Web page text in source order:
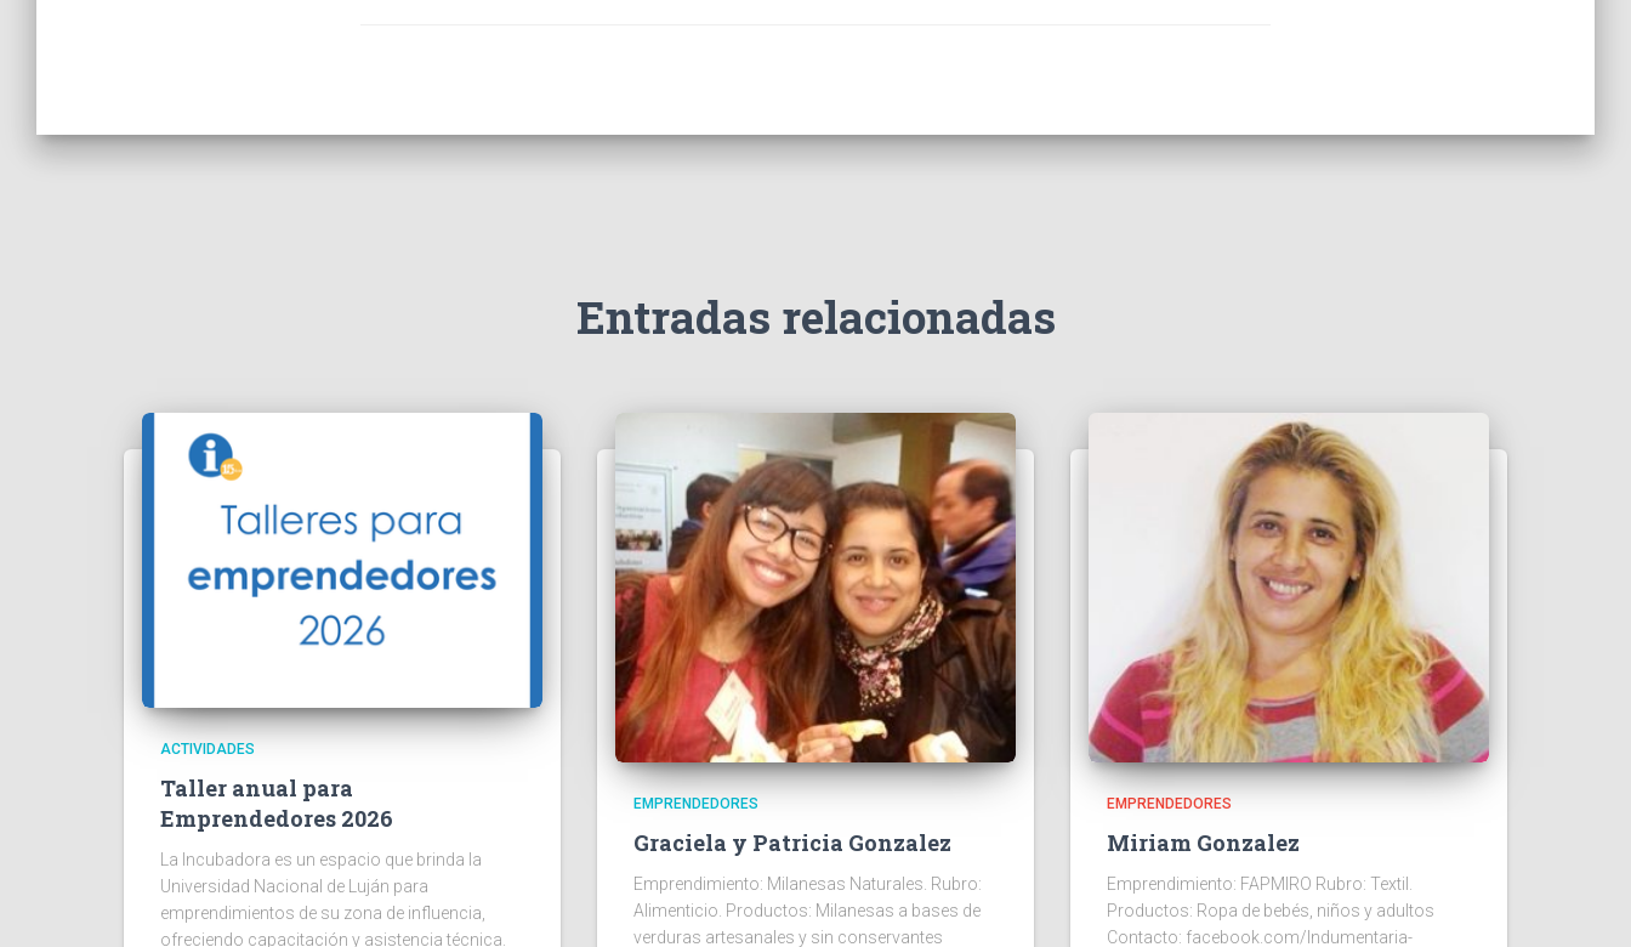
Entradas relacionadas
ACTIVIDADES
Taller anual para
Emprendedores 2026
La Incubadora es un espacio que brinda la
Universidad Nacional de Luján para
emprendimientos de su zona de influencia,
ofreciendo capacitación y asistencia técnica.
EMPRENDEDORES
Graciela y Patricia Gonzalez
Emprendimiento: Milanesas Naturales. Rubro:
Alimenticio. Productos: Milanesas a bases de
verduras artesanales y sin conservantes
EMPRENDEDORES
Miriam Gonzalez
Emprendimiento: FAPMIRO Rubro: Textil.
Productos: Ropa de bebés, niños y adultos
Contacto: facebook.com/Indumentaria-